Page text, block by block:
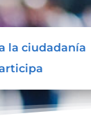
la ciudadanía